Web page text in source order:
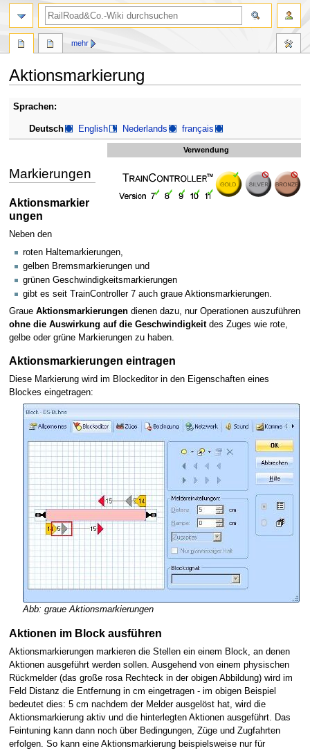
Aktionsmarkierung
Zur
springen
Zur
springen
Sprachen:
Deutsch English Nederlands français
Verwendung
Markierungen
Aktionsmarkier
ungen
Neben den
roten Haltemarkierungen,
gelben Bremsmarkierungen und
grünen Geschwindigkeitsmarkierungen
gibt es seit TrainController 7 auch graue Aktionsmarkierungen.
Graue Aktionsmarkierungendienen dazu, nur Operationen auszuführen
ohne die Auswirkung auf die Geschwindigkeitdes Zuges wie rote,
gelbe oder grüne Markierungen zu haben.
Aktionsmarkierungen eintragen
Diese Markierung wird im Blockeditor in den Eigenschaften eines
Blockes eingetragen:
Abb: graue Aktionsmarkierungen
Aktionen im Block ausführen
Aktionsmarkierungen markieren die Stellen ein einem Block, an denen
Aktionen ausgeführt werden sollen. Ausgehend von einem physischen
Rückmelder (das große rosa Rechteck in der obigen Abbildung) wird im
Feld Distanz die Entfernung in cm eingetragen - im obigen Beispiel
bedeutet dies: 5 cm nachdem der Melder ausgelöst hat, wird die
Aktionsmarkierung aktiv und die hinterlegten Aktionen ausgeführt. Das
Feintuning kann dann noch über Bedingungen, Züge und Zugfahrten
erfolgen. So kann eine Aktionsmarkierung beispielsweise nur für
mehr
Suche